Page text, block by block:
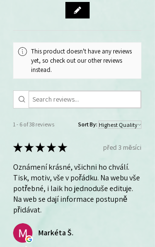
This product doesn't have any reviews
yet, so check out our other reviews
instead.
1 - 6 of 38 reviews Sort By:
★★★★★ před 3 měsíci
Oznámení krásné, všichni ho chválí.
Tisk, motiv, vše v pořádku. Na webu vše
potřebné, i laik ho jednoduše edituje.
Na web se dají informace postupně
přidávat.
Markéta Š.